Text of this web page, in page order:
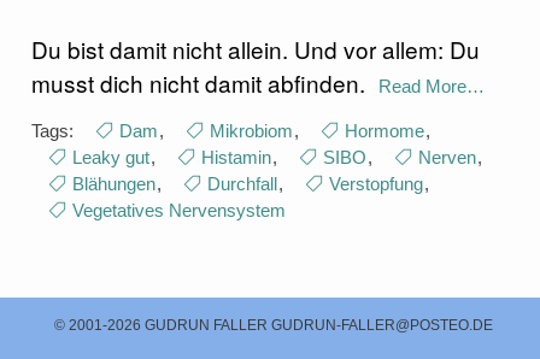
Du bist damit nicht allein. Und vor allem: Du
musst dich nicht damit abfinden.
Read More…
Tags: Dam, Mikrobiom, Hormome,
Leaky gut, Histamin, SIBO, Nerven,
Blähungen, Durchfall, Verstopfung,
Vegetatives Nervensystem
© 2001-2026 GUDRUN FALLER GUDRUN-FALLER@POSTEO.DE